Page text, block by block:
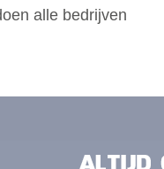
alle bedrijven